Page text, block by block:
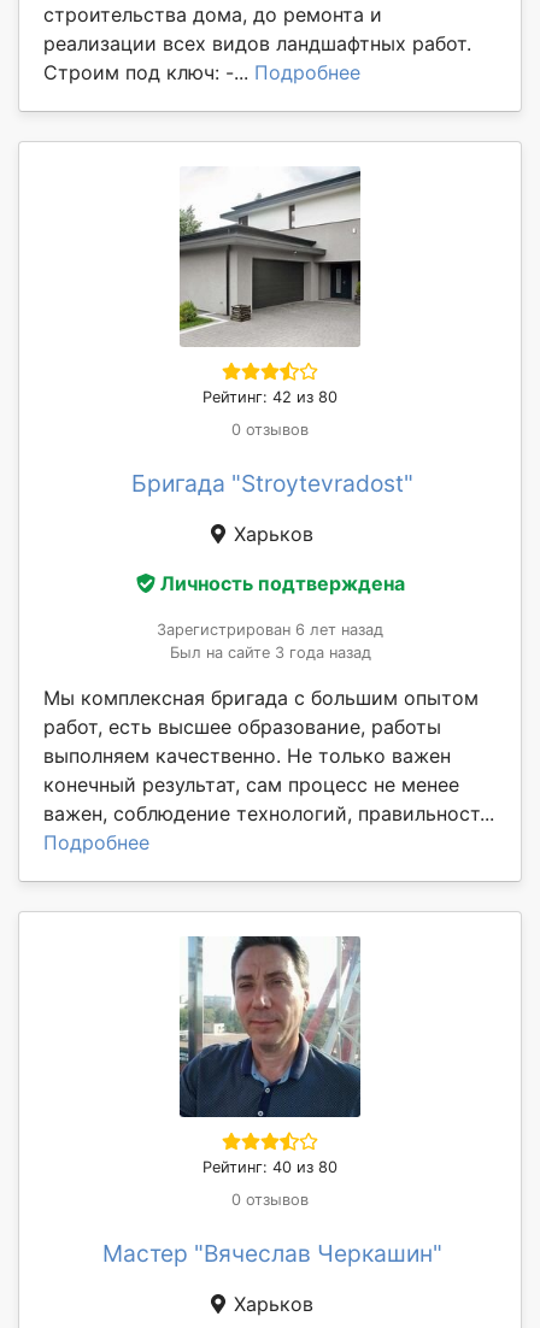
строительства дома, до ремонта и
реализации всех видов ландшафтных работ.
Строим под ключ: -... Подробнее
Рейтинг: 42 из 80
0 отзывов
Бригада "Stroytevradost"
Харьков
Личность подтверждена
Зарегистрирован 6 лет назад
Был на сайте 3 года назад
Мы комплексная бригада с большим опытом
работ, есть высшее образование, работы
выполняем качественно. Не только важен
конечный результат, сам процесс не менее
важен, соблюдение технологий, правильност...
Подробнее
Рейтинг: 40 из 80
0 отзывов
Мастер "Вячеслав Черкашин"
Харьков